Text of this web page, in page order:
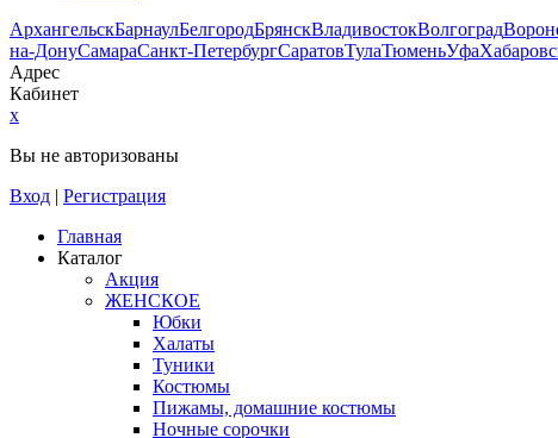
АрхангельскБарнаулБелгородБрянскВладивостокВолгоград
на-ДонуСамараСанкт-ПетербургСаратовТулаТюменьУфа
Адрес
Кабинет
x
Вы не авторизованы
Вход | Регистрация
Главная
Каталог
Акция
ЖЕНСКОЕ
Юбки
Халаты
Туники
Костюмы
Пижамы, домашние костюмы
Ночные сорочки